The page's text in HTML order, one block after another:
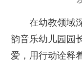
在幼教领域深
韵音乐幼儿园园
爱，用行动诠释